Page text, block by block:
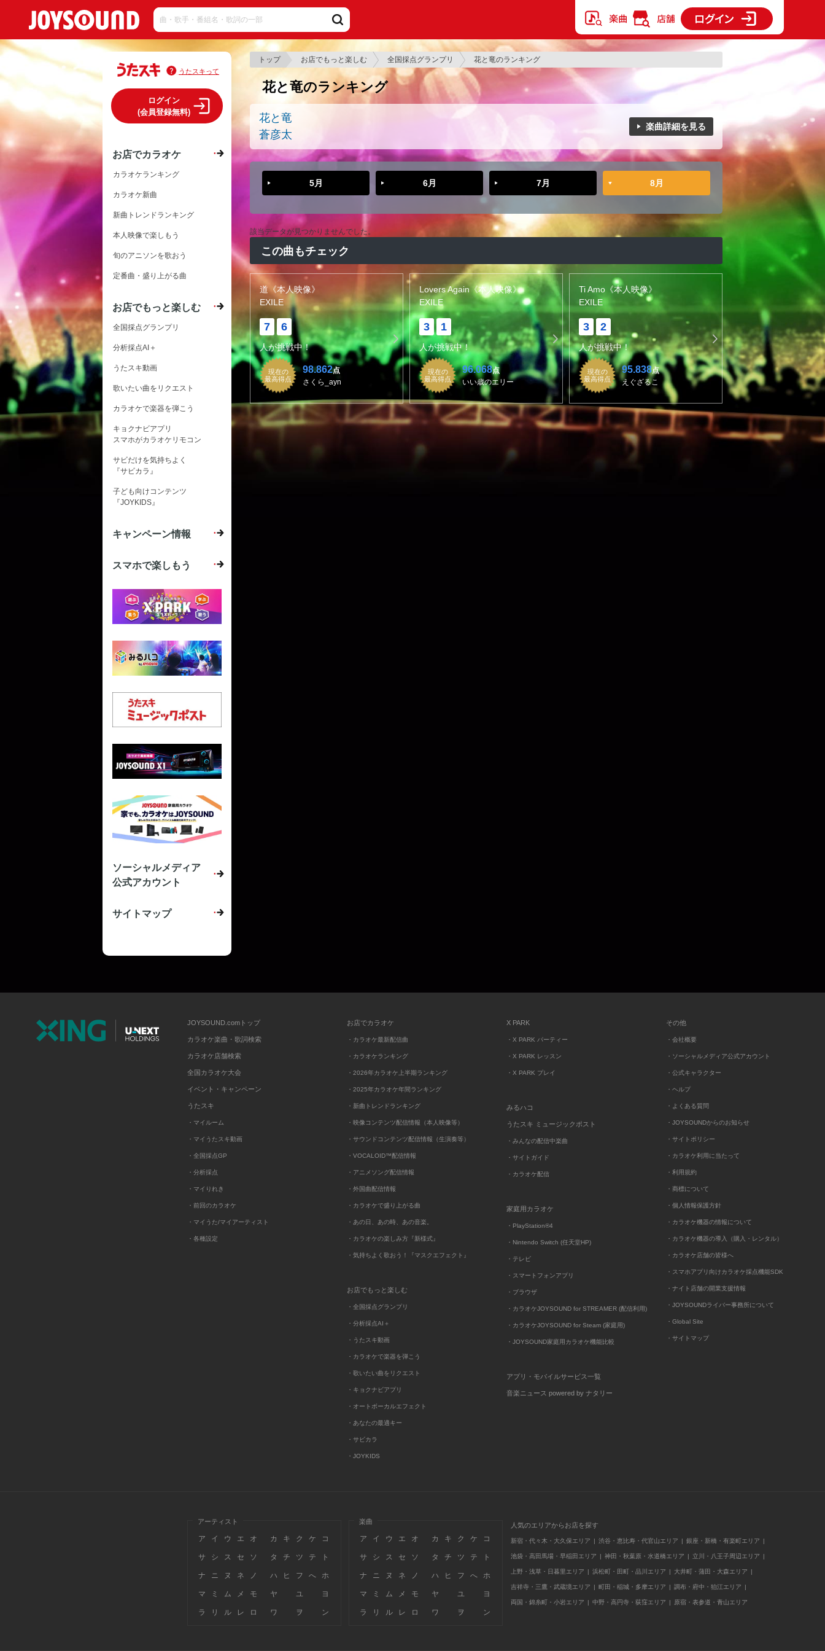
トップ お店でもっと楽しむ 全国採点グランプリ 花と竜のランキング
花と竜のランキング
花と竜
蒼彦太
楽曲詳細を見る
5月 6月 7月 8月
該当データが見つかりませんでした。
この曲もチェック
道《本人映像》
EXILE
7 6
人が挑戦中！
現在の
最高得点
98.862点
さくら_ayn
Lovers Again《本人映像》
EXILE
3 1
人が挑戦中！
現在の
最高得点
96.068点
いい歳のエリー
Ti Amo《本人映像》
EXILE
3 2
人が挑戦中！
現在の
最高得点
95.838点
えぐざるこ
うたスキって
ログイン
(会員登録無料)
お店でカラオケ
カラオケランキング
カラオケ新曲
新曲トレンドランキング
本人映像で楽しもう
旬のアニソンを歌おう
定番曲・盛り上がる曲
お店でもっと楽しむ
全国採点グランプリ
分析採点AI＋
うたスキ動画
歌いたい曲をリクエスト
カラオケで楽器を弾こう
キョクナビアプリ
スマホがカラオケリモコン
サビだけを気持ちよく
『サビカラ』
子ども向けコンテンツ
『JOYKIDS』
キャンペーン情報
スマホで楽しもう
ソーシャルメディア
公式アカウント
サイトマップ
JOYSOUND.comトップ
カラオケ楽曲・歌詞検索
カラオケ店舗検索
全国カラオケ大会
イベント・キャンペーン
うたスキ
・マイルーム
・マイうたスキ動画
・全国採点GP
・分析採点
・マイりれき
・前回のカラオケ
・マイうた/マイアーティスト
・各種設定
お店でカラオケ
・カラオケ最新配信曲
・カラオケランキング
・2026年カラオケ上半期ランキング
・2025年カラオケ年間ランキング
・新曲トレンドランキング
・映像コンテンツ配信情報（本人映像等）
・サウンドコンテンツ配信情報（生演奏等）
・VOCALOID™配信情報
・アニメソング配信情報
・外国曲配信情報
・カラオケで盛り上がる曲
・あの日、あの時、あの音楽。
・カラオケの楽しみ方『新様式』
・気持ちよく歌おう！『マスクエフェクト』
お店でもっと楽しむ
・全国採点グランプリ
・分析採点AI＋
・うたスキ動画
・カラオケで楽器を弾こう
・歌いたい曲をリクエスト
・キョクナビアプリ
・オートボーカルエフェクト
・あなたの最適キー
・サビカラ
・JOYKIDS
X PARK
・X PARK パーティー
・X PARK レッスン
・X PARK プレイ
みるハコ
うたスキ ミュージックポスト
・みんなの配信中楽曲
・サイトガイド
・カラオケ配信
家庭用カラオケ
・PlayStation®4
・Nintendo Switch (任天堂HP)
・テレビ
・スマートフォンアプリ
・ブラウザ
・カラオケJOYSOUND for STREAMER (配信利用)
・カラオケJOYSOUND for Steam (家庭用)
・JOYSOUND家庭用カラオケ機能比較
アプリ・モバイルサービス一覧
音楽ニュース powered by ナタリー
その他
・会社概要
・ソーシャルメディア公式アカウント
・公式キャラクター
・ヘルプ
・よくある質問
・JOYSOUNDからのお知らせ
・サイトポリシー
・カラオケ利用に当たって
・利用規約
・商標について
・個人情報保護方針
・カラオケ機器の情報について
・カラオケ機器の導入（購入・レンタル）
・カラオケ店舗の皆様へ
・スマホアプリ向けカラオケ採点機能SDK
・ナイト店舗の開業支援情報
・JOYSOUNDライバー事務所について
・Global Site
・サイトマップ
アーティスト
ア イ ウ エ オ カ キ ク ケ コ
サ シ ス セ ソ タ チ ツ テ ト
ナ ニ ヌ ネ ノ ハ ヒ フ へ ホ
マ ミ ム メ モ ヤ ユ ヨ
ラ リ ル レ ロ ワ ヲ ン
楽曲
ア イ ウ エ オ カ キ ク ケ コ
サ シ ス セ ソ タ チ ツ テ ト
ナ ニ ヌ ネ ノ ハ ヒ フ へ ホ
マ ミ ム メ モ ヤ ユ ヨ
ラ リ ル レ ロ ワ ヲ ン
人気のエリアからお店を探す
新宿・代々木・大久保エリア 渋谷・恵比寿・代官山エリア 銀座・新橋・有楽町エリア
池袋・高田馬場・早稲田エリア 神田・秋葉原・水道橋エリア 立川・八王子周辺エリア
上野・浅草・日暮里エリア 浜松町・田町・品川エリア 大井町・蒲田・大森エリア
吉祥寺・三鷹・武蔵境エリア 町田・稲城・多摩エリア 調布・府中・狛江エリア
両国・錦糸町・小岩エリア 中野・高円寺・荻窪エリア 原宿・表参道・青山エリア